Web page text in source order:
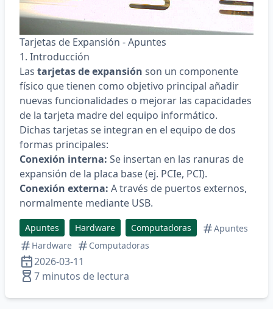
Tarjetas de Expansión - Apuntes
1. Introducción
Las tarjetas de expansión son un componente
físico que tienen como objetivo principal añadir
nuevas funcionalidades o mejorar las capacidades
de la tarjeta madre del equipo informático.
Dichas tarjetas se integran en el equipo de dos
formas principales:
Conexión interna: Se insertan en las ranuras de
expansión de la placa base (ej. PCIe, PCI).
Conexión externa: A través de puertos externos,
normalmente mediante USB.
Apuntes Hardware Computadoras
Apuntes
Hardware
Computadoras
2026-03-11
7 minutos de lectura